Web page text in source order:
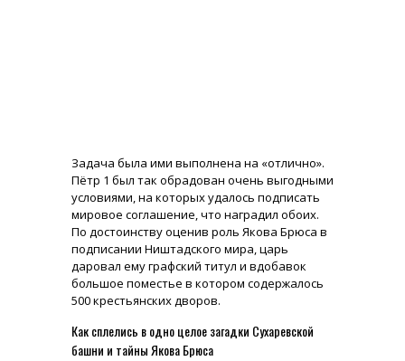
Задача была ими выполнена на «отлично».
Пётр 1 был так обрадован очень выгодными
условиями, на которых удалось подписать
мировое соглашение, что наградил обоих.
По достоинству оценив роль Якова Брюса в
подписании Ништадского мира, царь
даровал ему графский титул и вдобавок
большое поместье в котором содержалось
500 крестьянских дворов.
Как сплелись в одно целое загадки Сухаревской
башни и тайны Якова Брюса